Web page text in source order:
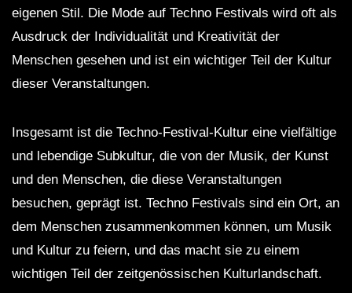
eigenen Stil. Die Mode auf Techno Festivals wird oft als
Ausdruck der Individualität und Kreativität der
Menschen gesehen und ist ein wichtiger Teil der Kultur
dieser Veranstaltungen.
Insgesamt ist die Techno-Festival-Kultur eine vielfältige
und lebendige Subkultur, die von der Musik, der Kunst
und den Menschen, die diese Veranstaltungen
besuchen, geprägt ist. Techno Festivals sind ein Ort, an
dem Menschen zusammenkommen können, um Musik
und Kultur zu feiern, und das macht sie zu einem
wichtigen Teil der zeitgenössischen Kulturlandschaft.